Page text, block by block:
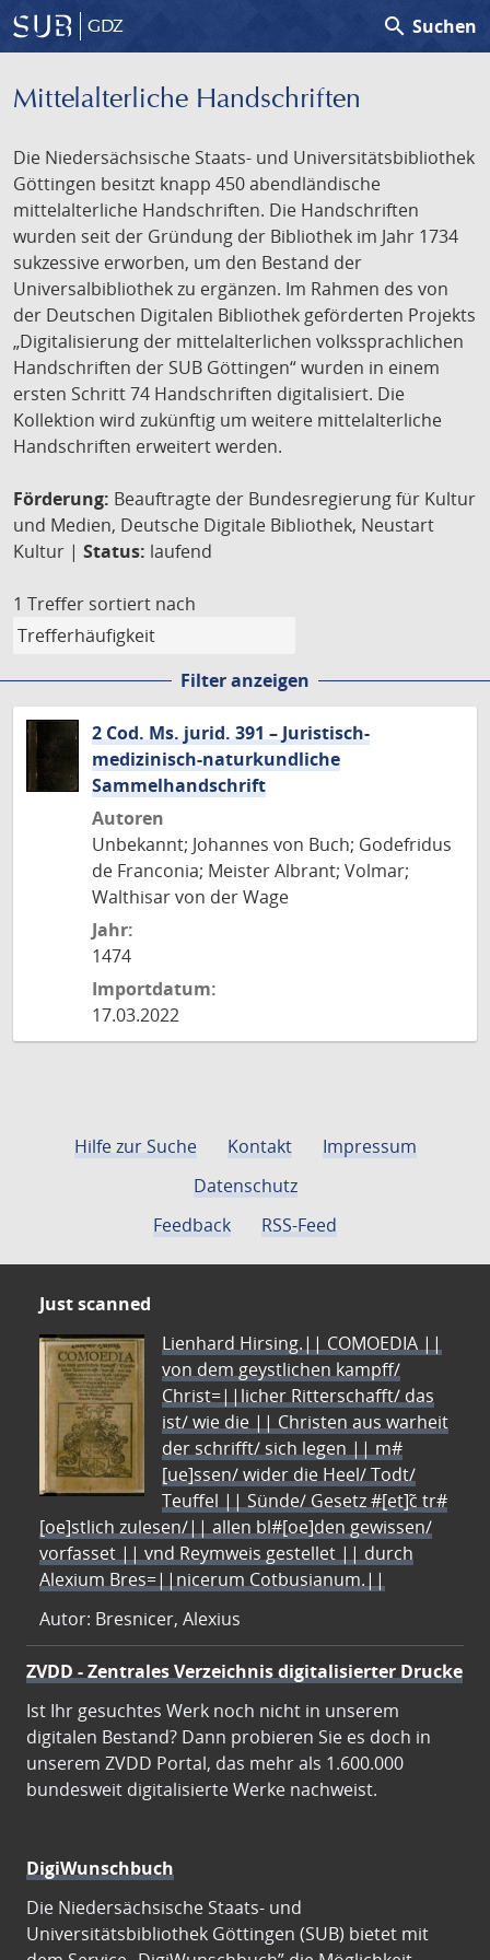
GDZ search Suchen
Mittelalterliche Handschriften
Die Niedersächsische Staats- und Universitätsbibliothek
Göttingen besitzt knapp 450 abendländische
mittelalterliche Handschriften. Die Handschriften
wurden seit der Gründung der Bibliothek im Jahr 1734
sukzessive erworben, um den Bestand der
Universalbibliothek zu ergänzen. Im Rahmen des von
der Deutschen Digitalen Bibliothek geförderten Projekts
„Digitalisierung der mittelalterlichen volkssprachlichen
Handschriften der SUB Göttingen“ wurden in einem
ersten Schritt 74 Handschriften digitalisiert. Die
Kollektion wird zukünftig um weitere mittelalterliche
Handschriften erweitert werden.
Förderung: Beauftragte der Bundesregierung für Kultur
und Medien, Deutsche Digitale Bibliothek, Neustart
Kultur | Status: laufend
1 Treffer sortiert nach
Filter anzeigen
2 Cod. Ms. jurid. 391 – Juristisch-
medizinisch-naturkundliche
Sammelhandschrift
Autoren
Unbekannt; Johannes von Buch; Godefridus
de Franconia; Meister Albrant; Volmar;
Walthisar von der Wage
Jahr:
1474
Importdatum:
17.03.2022
Hilfe zur Suche Kontakt
Impressum
Datenschutz
Feedback
RSS-Feed
Just scanned
Lienhard Hirsing.|| COMOEDIA ||
von dem geystlichen kampff/
Christ=||licher Ritterschafft/ das
ist/ wie die || Christen aus warheit
der schrifft/ sich legen || m#
[ue]ssen/ wider die Heel/ Todt/
Teuffel || Sünde/ Gesetz #[et]c̃ tr#
[oe]stlich zulesen/|| allen bl#[oe]den gewissen/
vorfasset || vnd Reymweis gestellet || durch
Alexium Bres=||nicerum Cotbusianum.||
Autor: Bresnicer, Alexius
ZVDD - Zentrales Verzeichnis digitalisierter Drucke
Ist Ihr gesuchtes Werk noch nicht in unserem
digitalen Bestand? Dann probieren Sie es doch in
unserem ZVDD Portal, das mehr als 1.600.000
bundesweit digitalisierte Werke nachweist.
DigiWunschbuch
Die Niedersächsische Staats- und
Universitätsbibliothek Göttingen (SUB) bietet mit